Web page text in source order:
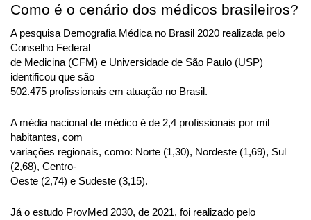
Como é o cenário dos médicos brasileiros?
A pesquisa Demografia Médica no Brasil 2020 realizada pelo
Conselho Federal
de Medicina (CFM) e Universidade de São Paulo (USP)
identificou que são
502.475 profissionais em atuação no Brasil.
A média nacional de médico é de 2,4 profissionais por mil
habitantes, com
variações regionais, como: Norte (1,30), Nordeste (1,69), Sul
(2,68), Centro-
Oeste (2,74) e Sudeste (3,15).
Já o estudo ProvMed 2030, de 2021, foi realizado pelo